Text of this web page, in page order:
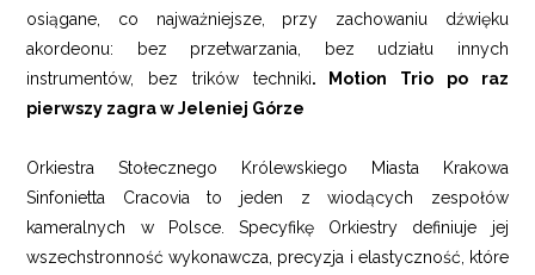
osiągane, co najważniejsze, przy zachowaniu dźwięku
akordeonu: bez przetwarzania, bez udziału innych
instrumentów, bez trików techniki. Motion Trio po raz
pierwszy zagra w Jeleniej Górze
Orkiestra Stołecznego Królewskiego Miasta Krakowa
Sinfonietta Cracovia to jeden z wiodących zespołów
kameralnych w Polsce. Specyfikę Orkiestry definiuje jej
wszechstronność wykonawcza, precyzja i elastyczność, które